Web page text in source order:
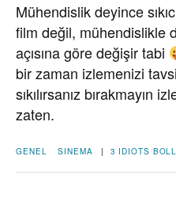
Mühendislik deyince
film değil, mühendislikle
açısına göre değişir tabi
bir zaman izlemenizi
sıkılırsanız bırakmayın
zaten.
GENEL SINEMA | 3 IDIOTS